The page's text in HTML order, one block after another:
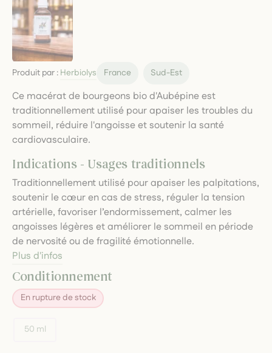
Produit par : Herbiolys France Sud-Est
Ce macérat de bourgeons bio d'Aubépine est
traditionnellement utilisé pour apaiser les troubles du
sommeil, réduire l'angoisse et soutenir la santé
cardiovasculaire.
Indications - Usages traditionnels
Traditionnellement utilisé pour apaiser les palpitations,
soutenir le cœur en cas de stress, réguler la tension
artérielle, favoriser l’endormissement, calmer les
angoisses légères et améliorer le sommeil en période
de nervosité ou de fragilité émotionnelle.
Plus d'infos
Conditionnement
En rupture de stock
50 ml